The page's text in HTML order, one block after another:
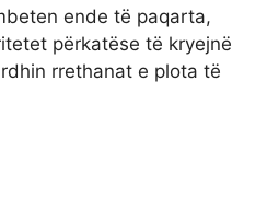
ende të paqarta,
përkatëse të kryejnë
rrethanat e plota të